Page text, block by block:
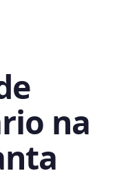
na